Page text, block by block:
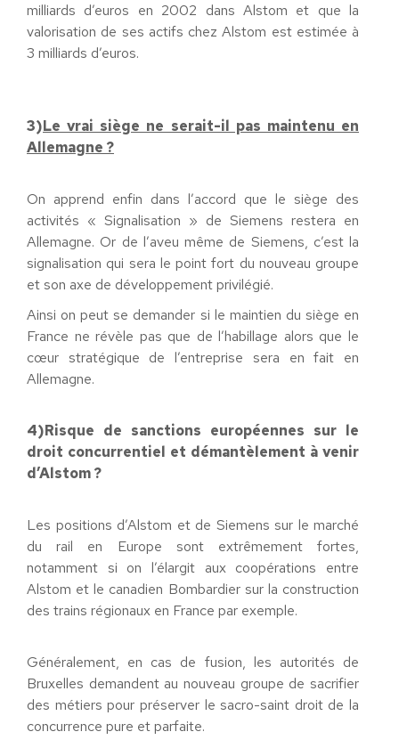
milliards d’euros en 2002 dans Alstom et que la
valorisation de ses actifs chez Alstom est estimée à
3 milliards d’euros.
3)Le vrai siège ne serait-il pas maintenu en
Allemagne ?
On apprend enfin dans l’accord que le siège des
activités « Signalisation » de Siemens restera en
Allemagne. Or de l’aveu même de Siemens, c’est la
signalisation qui sera le point fort du nouveau groupe
et son axe de développement privilégié.
Ainsi on peut se demander si le maintien du siège en
France ne révèle pas que de l’habillage alors que le
cœur stratégique de l’entreprise sera en fait en
Allemagne.
4)Risque de sanctions européennes sur le
droit concurrentiel et démantèlement à venir
d’Alstom ?
Les positions d’Alstom et de Siemens sur le marché
du rail en Europe sont extrêmement fortes,
notamment si on l’élargit aux coopérations entre
Alstom et le canadien Bombardier sur la construction
des trains régionaux en France par exemple.
Généralement, en cas de fusion, les autorités de
Bruxelles demandent au nouveau groupe de sacrifier
des métiers pour préserver le sacro-saint droit de la
concurrence pure et parfaite.